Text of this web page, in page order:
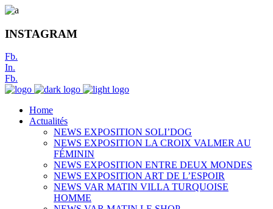
INSTAGRAM
Fb.
In.
Fb.
Home
Actualités
NEWS EXPOSITION SOLI’DOG
NEWS EXPOSITION LA CROIX VALMER AU
FÉMININ
NEWS EXPOSITION ENTRE DEUX MONDES
NEWS EXPOSITION ART DE L’ESPOIR
NEWS VAR MATIN VILLA TURQUOISE
HOMME